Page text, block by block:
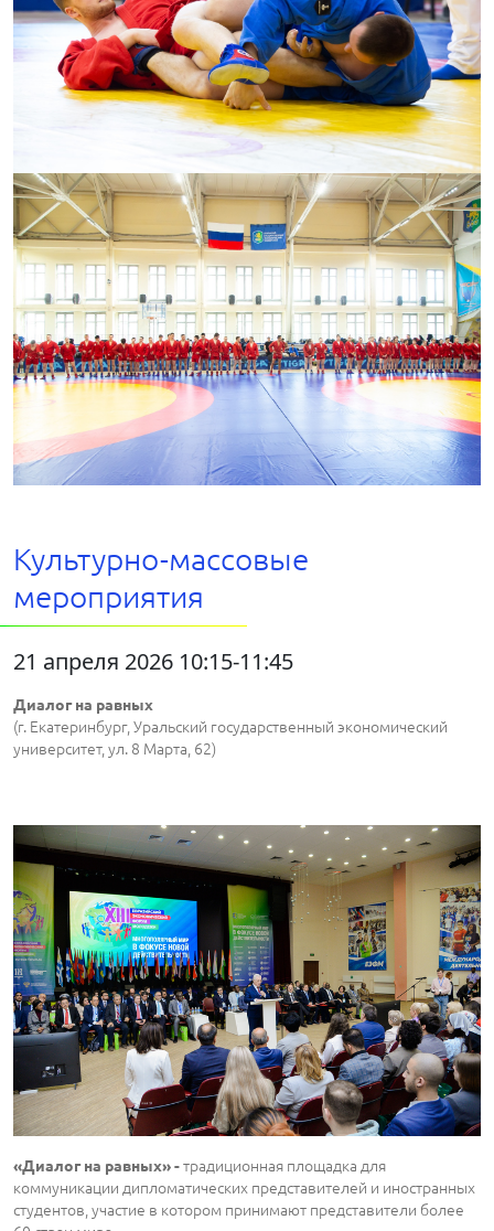
Культурно-массовые
мероприятия
21 апреля 2026 10:15-11:45
Диалог на равных
(г. Екатеринбург, Уральский государственный экономический
университет, ул. 8 Марта, 62)
«Диалог на равных» -традиционная площадка для
коммуникации дипломатических представителей и иностранных
студентов, участие в котором принимают представители более